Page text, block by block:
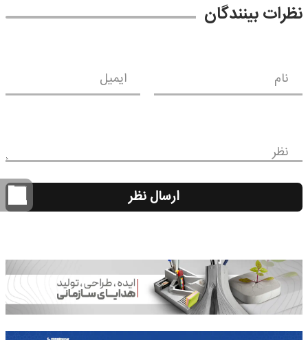
نظرات بینندگان
نام ایمیل
نظر
ارسال نظر